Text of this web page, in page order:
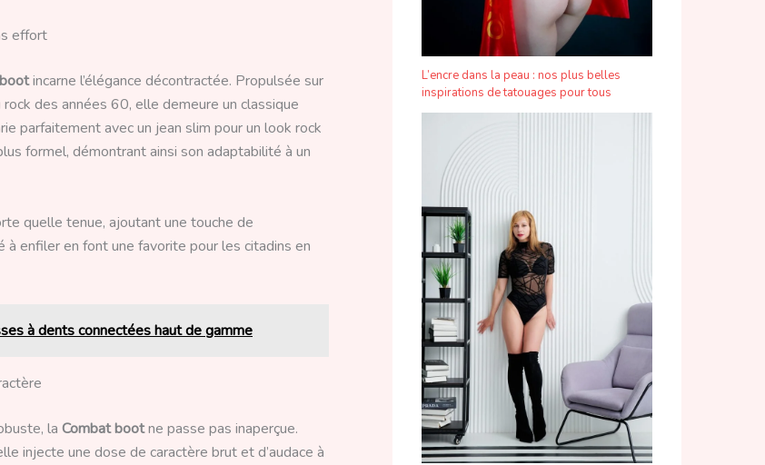
effort
incarne l’élégance décontractée. Propulsée sur
des années 60, elle demeure un classique
parfaitement avec un jean slim pour un look rock
formel, démontrant ainsi son adaptabilité à un
quelle tenue, ajoutant une touche de
enfiler en font une favorite pour les citadins en
à dents connectées haut de gamme
la Combat bootne passe pas inaperçue.
injecte une dose de caractère brut et d’audace à
L’encre dans la peau : nos plus belles
inspirations de tatouages pour tous